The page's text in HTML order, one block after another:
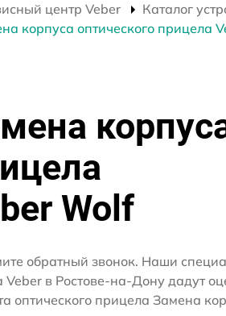
центр Veber Каталог
корпуса оптического прицела
Wolf
обратный звонок. Наши
Veber в Ростове-на-Дону дадут
оптического прицела Замена